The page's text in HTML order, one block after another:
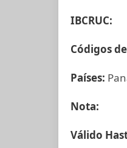
IBCRUC:
Códigos
Países:
Nota:
Válido